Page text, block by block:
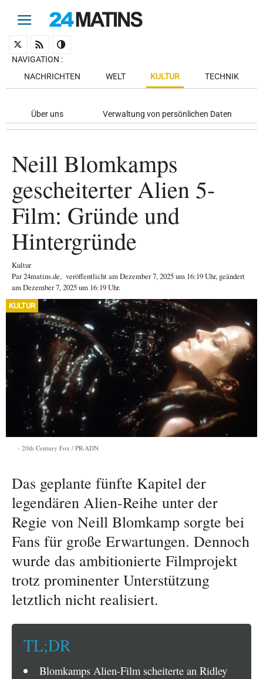
NAVIGATION :
NACHRICHTEN
WELT KULTUR TECHNIK
Über uns Verwaltung von persönlichen Daten
Neill Blomkamps
gescheiterter Alien 5-
Film: Gründe und
Hintergründe
Kultur
Par24matins.de, veröffentlicht amDezember 7, 2025um 16:19 Uhr, geändert
am Dezember 7, 2025 um 16:19 Uhr.
KULTUR
20th Century Fox / PR-ADN
Das geplante fünfte Kapitel der
legendären Alien-Reihe unter der
Regie von Neill Blomkamp sorgte bei
Fans für große Erwartungen. Dennoch
wurde das ambitionierte Filmprojekt
trotz prominenter Unterstützung
letztlich nicht realisiert.
TL;DR
Blomkamps Alien-Film scheiterte an Ridley